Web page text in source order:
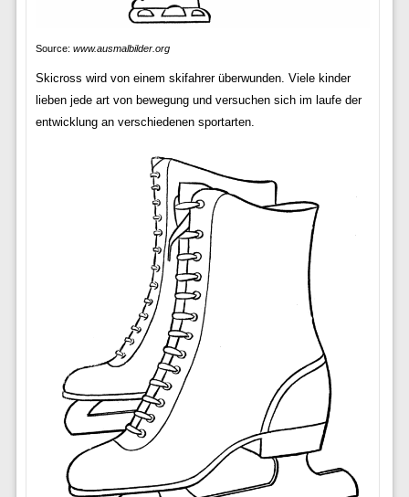
Source: www.ausmalbilder.org
Skicross wird von einem skifahrer überwunden. Viele kinder
lieben jede art von bewegung und versuchen sich im laufe der
entwicklung an verschiedenen sportarten.